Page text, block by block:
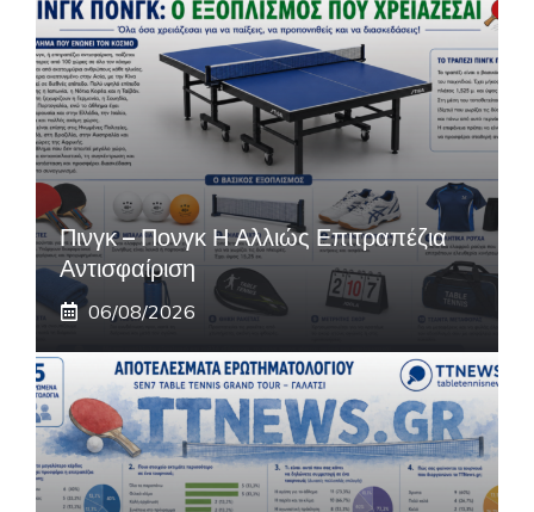
Πινγκ – Πονγκ Η Αλλιώς Επιτραπέζια
Αντισφαίριση
06/08/2026